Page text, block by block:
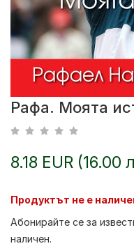
Рафа. Моята
8.18 EUR (16.00
Продуктът не е
Абонирайте се за
наличен.